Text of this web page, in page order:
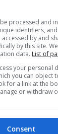
processed and
identifiers,
by and
by this site.
data. List of
your personal
you can object
for a link at the
or withdraw
Consent